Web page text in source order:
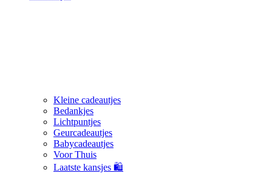
Kleine cadeautjes
Bedankjes
Lichtpuntjes
Geurcadeautjes
Babycadeautjes
Voor Thuis
Laatste kansjes 🛍️